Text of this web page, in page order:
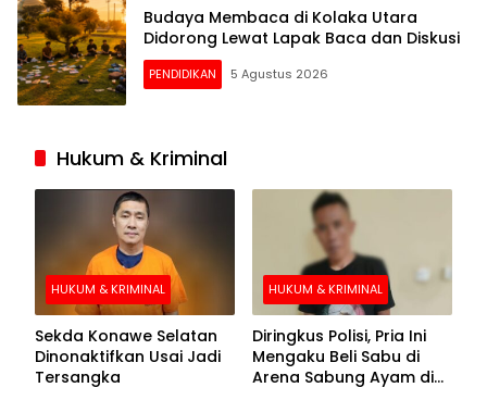
Budaya Membaca di Kolaka Utara
Didorong Lewat Lapak Baca dan Diskusi
PENDIDIKAN 5 Agustus 2026
Hukum & Kriminal
HUKUM & KRIMINAL
Sekda Konawe Selatan
Dinonaktifkan Usai Jadi
Tersangka
HUKUM & KRIMINAL
Diringkus Polisi, Pria Ini
Mengaku Beli Sabu di
Arena Sabung Ayam di